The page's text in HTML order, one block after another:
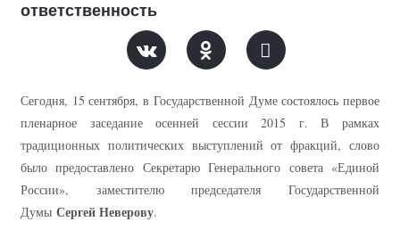
ответственность
Сегодня, 15 сентября, в Государственной Думе состоялось первое
пленарное заседание осенней сессии 2015 г. В рамках
традиционных политических выступлений от фракций, слово
было предоставлено Секретарю Генерального совета «Единой
России», заместителю председателя Государственной
Думы Сергей Неверову.